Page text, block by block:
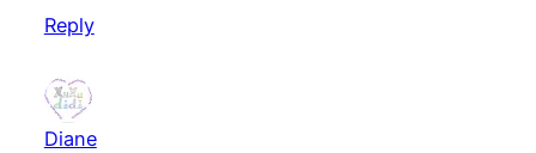
Reply
Diane